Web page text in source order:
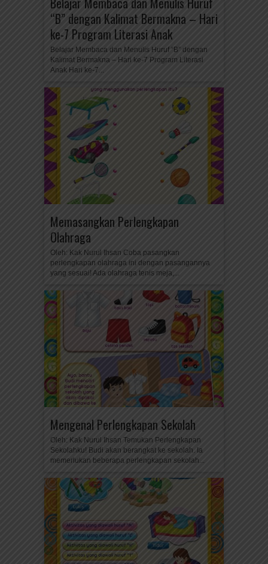
“B” dengan Kalimat Bermakna – Hari
ke-7 Program Literasi Anak
Belajar Membaca dan Menulis Huruf “B” dengan
Kalimat Bermakna – Hari ke-7 Program Literasi
Anak Hari ke-7...
Memasangkan Perlengkapan
Olahraga
Oleh: Kak Nurul Ihsan Coba pasangkan
perlengkapan olahraga ini dengan pasangannya
yang sesuai! Ada olahraga tenis meja,...
Mengenal Perlengkapan Sekolah
Oleh: Kak Nurul Ihsan Temukan Perlengkapan
Sekolahku! Budi akan berangkat ke sekolah. Ia
memerlukan beberapa perlengkapan sekolah...